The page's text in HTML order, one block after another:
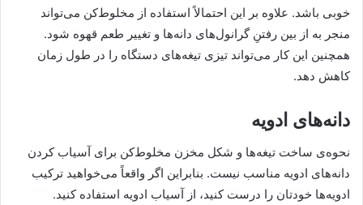
خوبی باشد. علاوه بر این احتمالاً استفاده از مخلوط‌کن می‌تواند
منجر به از بین رفتنِ گرانول‌های دانه‌ها و تغییر طعم قهوه شود.
همچنین این کار می‌تواند تیزی تیغه‌های دستگاه را در طول زمان
کاهش دهد.
دانه‌های ادویه
نحوه‌ی ساخت تیغه‌ها و شکل مخزن مخلوط‌کن برای آسیاب کردن
دانه‌های ادویه مناسب نیست. بنابراین اگر واقعاً می‌خواهید ترکیب
ادویه‌ها خودتان را درست کنید، از آسیاب ادویه استفاده کنید.